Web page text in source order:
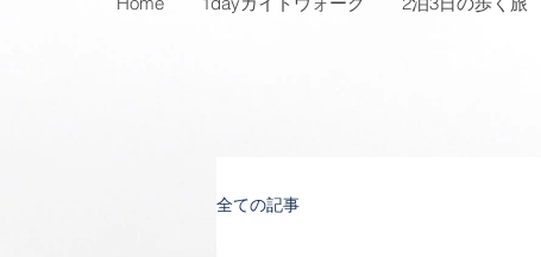
全ての記事